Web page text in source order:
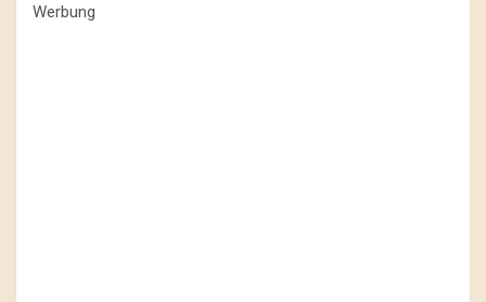
Werbung